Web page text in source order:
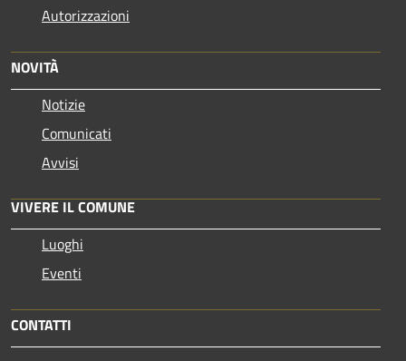
Autorizzazioni
NOVITÀ
Notizie
Comunicati
Avvisi
VIVERE IL COMUNE
Luoghi
Eventi
CONTATTI